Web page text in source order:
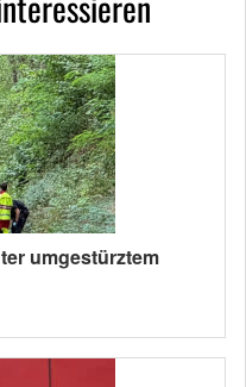
umgestürztem